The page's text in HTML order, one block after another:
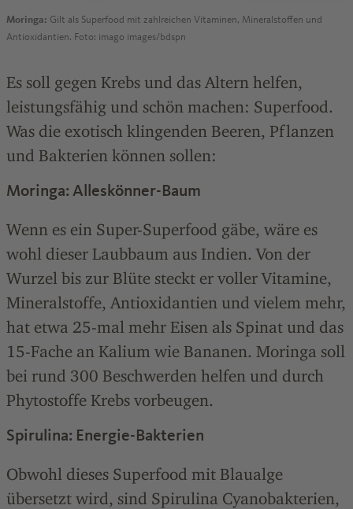
Moringa: Gilt als Superfood mit zahlreichen Vitaminen, Mineralstoffen und
Antioxidantien. Foto: imago images/bdspn
Es soll gegen Krebs und das Altern helfen,
leistungsfähig und schön machen: Superfood.
Was die exotisch klingenden Beeren, Pflanzen
und Bakterien können sollen:
Moringa: Alleskönner-Baum
Wenn es ein Super-Superfood gäbe, wäre es
wohl dieser Laubbaum aus Indien. Von der
Wurzel bis zur Blüte steckt er voller Vitamine,
Mineralstoffe, Antioxidantien und vielem mehr,
hat etwa 25-mal mehr Eisen als Spinat und das
15-Fache an Kalium wie Bananen. Moringa soll
bei rund 300 Beschwerden helfen und durch
Phytostoffe Krebs vorbeugen.
Spirulina: Energie-Bakterien
Obwohl dieses Superfood mit Blaualge
übersetzt wird, sind Spirulina Cyanobakterien,